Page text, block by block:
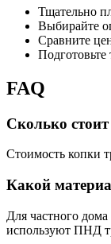
Тщательно
Выбирайте
Сравните
FAQ
Сколько
Стоимость копки
Какой
Для частного
используют ПНД